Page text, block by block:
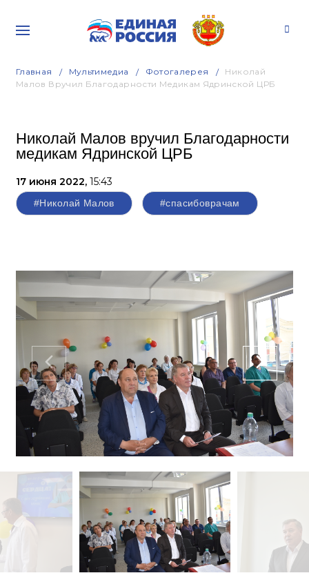
Главная Мультимедиа Фотогалерея
Николай
Малов Вручил Благодарности Медикам Ядринской ЦРБ
Николай Малов вручил Благодарности
медикам Ядринской ЦРБ
17 июня 2022, 15:43
#Николай Малов #спасибоврачам